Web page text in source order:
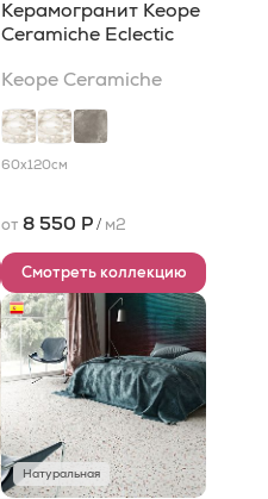
Керамогранит Keope
Ceramiche Eclectic
Keope Ceramiche
60x120см
от 8 550 Р/ м2
Смотреть коллекцию
Натуральная